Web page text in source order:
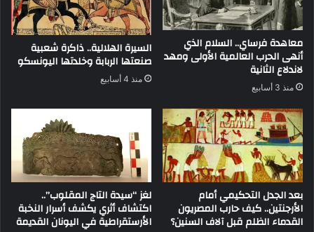
معاهدة فرساي.. السلام الذي
أنهى الحرب العالمية الأولى ومهد
لاندلاع الثانية
منذ 3 أسابيع
السيرة الهلالية.. ذاكرة شعبية
صنعتها الربابة وخلدتها اليونسكو
منذ 4 أسابيع
بعد الجدل التحكيمي أمام
الأرجنتين.. كيف حارب المصريون
القدماء الظلم قبل آلاف السنين؟
لغز “سيدة التاج المقلوب”..
اكتشاف أثري يكشف أسرار النخبة
الأرستقراطية في اليونان القديمة